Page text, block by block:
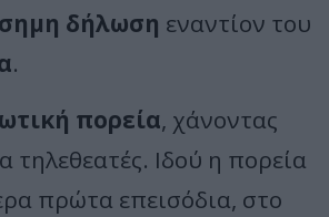
δήλωση εναντίον του
.
πορεία, χάνοντας
τηλεθεατές. Ιδού η πορεία
πρώτα επεισόδια, στο